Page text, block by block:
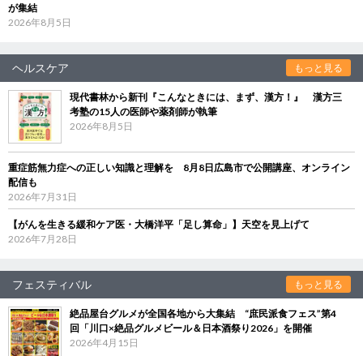
が集結
2026年8月5日
ヘルスケア もっと見る
現代書林から新刊『こんなときには、まず、漢方！』 漢方三
考塾の15人の医師や薬剤師が執筆
2026年8月5日
重症筋無力症への正しい知識と理解を 8月8日広島市で公開講座、オンライン
配信も
2026年7月31日
【がんを生きる緩和ケア医・大橋洋平「足し算命」】天空を見上げて
2026年7月28日
フェスティバル もっと見る
絶品屋台グルメが全国各地から大集結 “庶民派食フェス”第4
回「川口×絶品グルメビール＆日本酒祭り2026」を開催
2026年4月15日